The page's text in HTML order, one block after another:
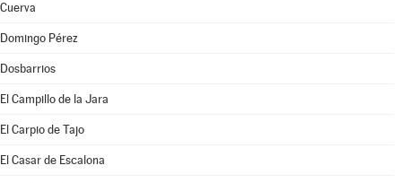
Cuerva
Domingo Pérez
Dosbarrios
El Campillo de la Jara
El Carpio de Tajo
El Casar de Escalona